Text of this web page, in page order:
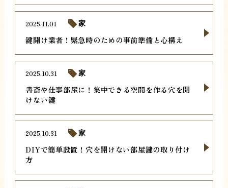
鍵開け業者！緊急時のための事前準備と心構え
2025.11.01 家
書斎や仕事部屋に！集中できる空間を作る穴を開
けない鍵
2025.10.31 家
DIYで簡単設置！穴を開けない部屋鍵の取り付け
方
2025.10.31 家